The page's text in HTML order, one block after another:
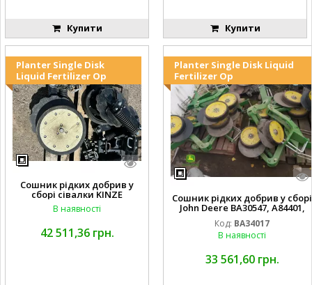
Купити Купити
Planter Single Disk
Liquid Fertilizer Op
Сошник рідких добрив у
сборі сівалки KINZE
В наявності
42 511,36 грн.
Planter Single Disk Liquid
Fertilizer Op
Сошник рідких добрив у сборі
John Deere BA30547, A84401,
AA65563, AA65562, A82739,
A82743, AA56092, A72503,
A72504,
68, H137235, A72358, AA65564, A
A65566, A49917, A49918,
Код: BA34017
В наявності
33 561,60 грн.